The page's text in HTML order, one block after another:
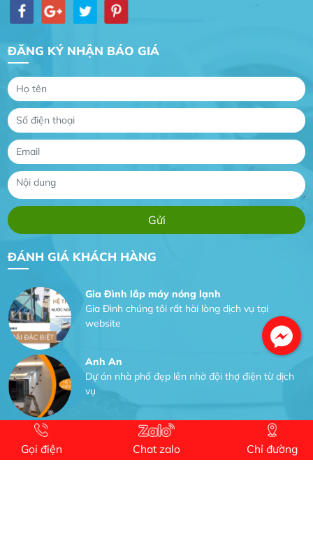
ĐĂNG KÝ NHẬN BÁO GIÁ
ĐÁNH GIÁ KHÁCH HÀNG
Gia Đình lắp máy nóng lạnh
website
Dự án nhà phố đẹp lên nhờ đội thợ điện từ dịch
Tôi hài lòng quấn motor đẹp và đúng ý
Công Trình lắp hệ thống máy lạnh
lượng rất tốt sản phẩm chất lượng rất tốt sản
Gia Đình lắp máy nóng lạnh
Gia Đình chúng tôi rất hài lòng dịch vụ tại
website
Anh An
Dự án nhà phố đẹp lên nhờ đội thợ điện từ dịch
vụ
Dịch vụ MoTor
Tôi hài lòng quấn motor đẹp và đúng ý
Gọi điện Chat zalo Chỉ đường